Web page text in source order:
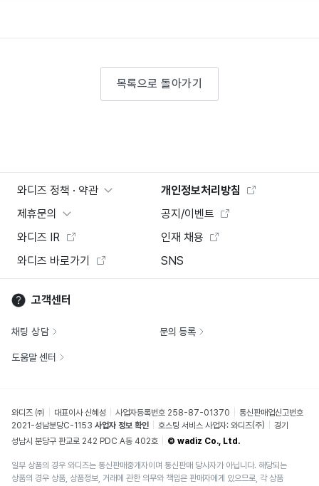
목록으로 돌아가기
와디즈 정책 · 약관
개인정보처리방침
제휴문의
공지/이벤트
와디즈 IR
인재 채용
와디즈 바로가기
SNS
고객센터
채팅 상담 문의 등록
도움말 센터
와디즈 ㈜ 대표이사 신혜성 사업자등록번호 258-87-01370
통신판매업신고번호
2021-성남분당C-1153 사업자 정보 확인 호스팅 서비스 사업자: 와디즈(주)
경기
성남시 분당구 판교로 242 PDC A동 402호
© wadiz Co., Ltd.
일부 상품의 경우 와디즈는 통신판매중개자이며 통신판매 당사자가 아닙니다. 해당되는
상품의 경우 상품, 상품정보, 거래에 관한 의무와 책임은 판매자에게 있으므로, 각 상품